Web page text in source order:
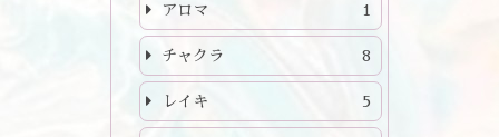
アロマ 1
チャクラ 8
レイキ 5